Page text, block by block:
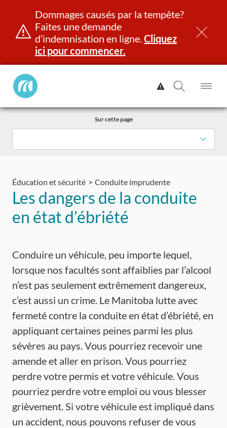
Aller
Dommages causés par la tempête?
Faites une demande
d’indemnisation en ligne.Cliquez
ici pour commencer.
Manitoba
Public
Afficher
l'alerte.
la
le
Indemnisation
Éducation et sécurité Conduite imprudente
Les dangers de la conduite
en état d’ébriété
Sur cette page
Conduire un véhicule, peu importe lequel,
lorsque nos facultés sont affaiblies par l’alcool
n’est pas seulement extrêmement dangereux,
c’est aussi un crime. Le Manitoba lutte avec
fermeté contre la conduite en état d’ébriété, en
appliquant certaines peines parmi les plus
sévères au pays. Vous pourriez recevoir une
amende et aller en prison. Vous pourriez
perdre votre permis et votre véhicule. Vous
pourriez perdre votre emploi ou vous blesser
grièvement. Si votre véhicule est impliqué dans
un accident, nous pouvons refuser de vous